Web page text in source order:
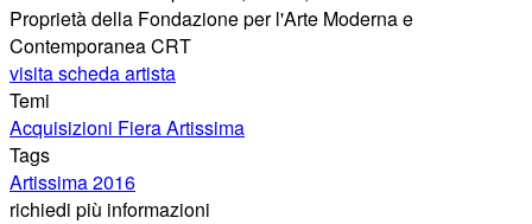
Proprietà della Fondazione per l'Arte Moderna e
Contemporanea CRT
visita scheda artista
Temi
Acquisizioni Fiera Artissima
Tags
Artissima 2016
richiedi più informazioni